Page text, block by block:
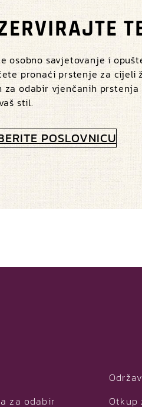
osobno savjetovanje i
pronaći prstenje za cijeli
za odabir vjenčanih prstenja
stil.
POSLOVNICU
za odabir
Otkup